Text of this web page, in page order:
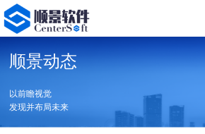
顺景动态
以前瞻视觉
发现并布局未来